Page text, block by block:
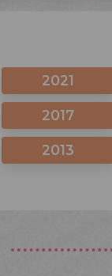
2021
2017
2013